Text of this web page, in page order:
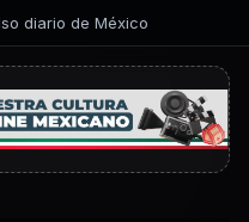
diario de México